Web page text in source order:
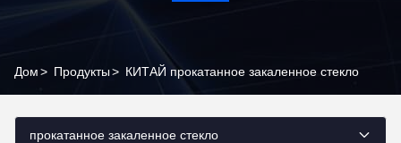
Дом> Продукты> КИТАЙ прокатанное закаленное стекло
прокатанное закаленное стекло